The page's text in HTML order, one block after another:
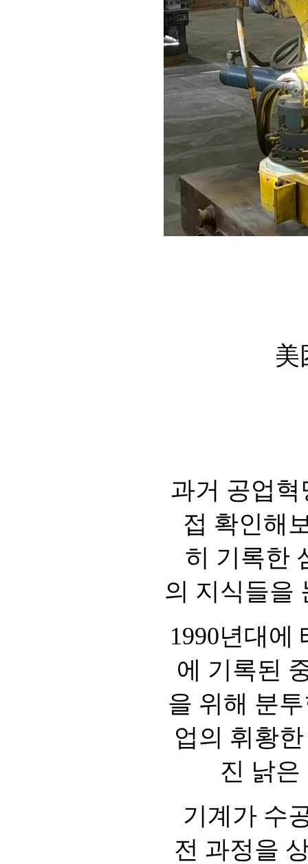
美
과거 공업
접 확인해
히 기록한
의 지식들을
1990년대에
에 기록된
을 위해 분
업의 휘황
진 낡
기계가 수
전 과정을